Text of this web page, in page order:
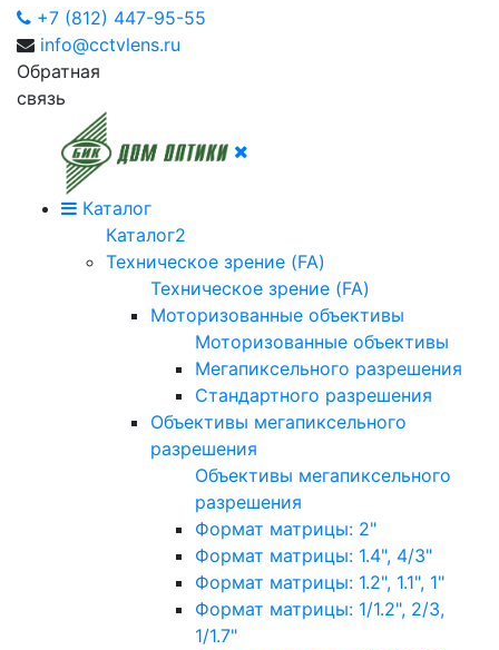
+7 (812) 447-95-55
info@cctvlens.ru
Обратная
связь
Каталог
Каталог2
Техническое зрение (FA)
Техническое зрение (FA)
Моторизованные объективы
Моторизованные объективы
Мегапиксельного разрешения
Стандартного разрешения
Объективы мегапиксельного
разрешения
Объективы мегапиксельного
разрешения
Формат матрицы: 2"
Формат матрицы: 1.4", 4/3"
Формат матрицы: 1.2", 1.1", 1"
Формат матрицы: 1/1.2", 2/3,
1/1.7"